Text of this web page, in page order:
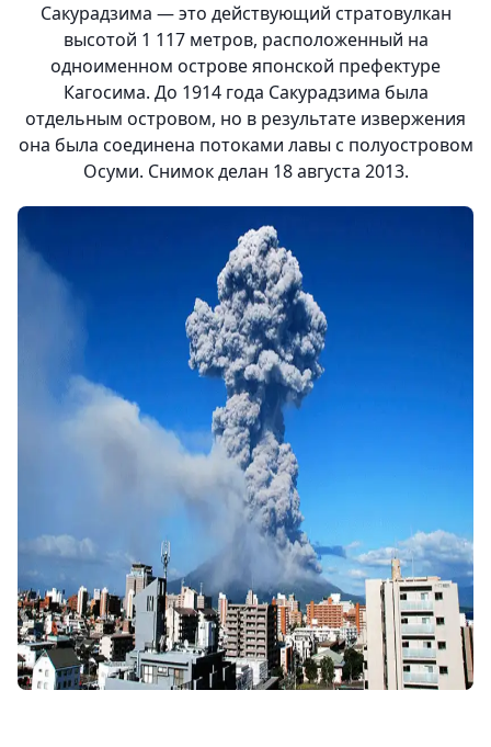
Сакурадзима — это действующий стратовулкан
высотой 1 117 метров, расположенный на
одноименном острове японской префектуре
Кагосима. До 1914 года Сакурадзима была
отдельным островом, но в результате извержения
она была соединена потоками лавы с полуостровом
Осуми. Снимок делан 18 августа 2013.